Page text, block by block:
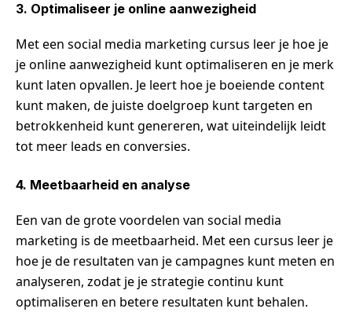
3. Optimaliseer je online aanwezigheid
Met een social media marketing cursus leer je hoe je
je online aanwezigheid kunt optimaliseren en je merk
kunt laten opvallen. Je leert hoe je boeiende content
kunt maken, de juiste doelgroep kunt targeten en
betrokkenheid kunt genereren, wat uiteindelijk leidt
tot meer leads en conversies.
4. Meetbaarheid en analyse
Een van de grote voordelen van social media
marketing is de meetbaarheid. Met een cursus leer je
hoe je de resultaten van je campagnes kunt meten en
analyseren, zodat je je strategie continu kunt
optimaliseren en betere resultaten kunt behalen.